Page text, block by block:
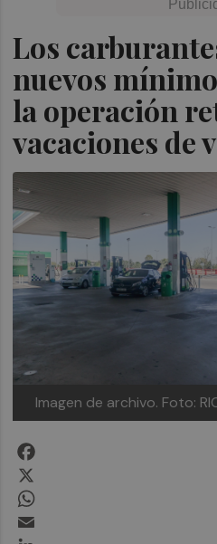
Los
nuevos
la operación
vacaciones de
Imagen de archivo. Foto: